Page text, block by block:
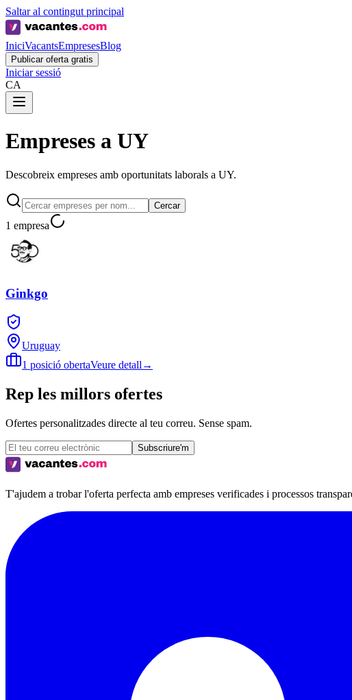
Saltar al contingut principal
IniciVacantsEmpresesBlog
Publicar oferta gratis
Iniciar sessió
CA
Empreses a UY
Descobreix empreses amb oportunitats laborals a UY.
Cercar
1 empresa
Ginkgo
Uruguay
1 posició obertaVeure detall →
Rep les millors ofertes
Ofertes personalitzades directe al teu correu. Sense spam.
Subscriure'm
T'ajudem a trobar l'oferta perfecta amb empreses verificades i processos